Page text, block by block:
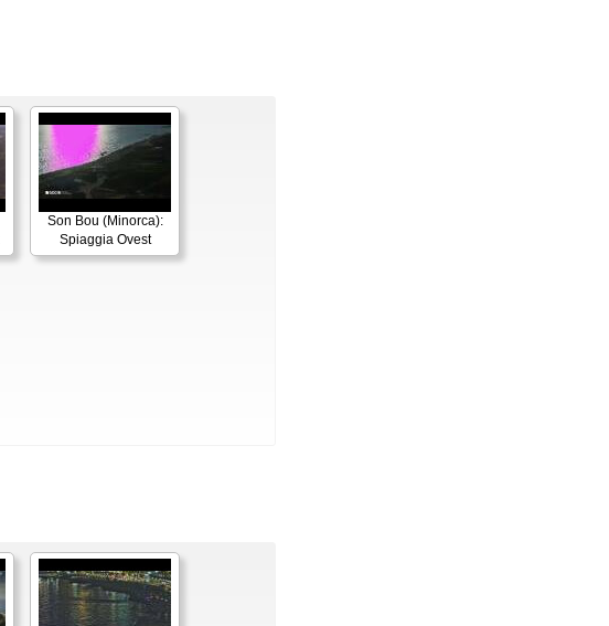
Son Bou (Minorca):
Spiaggia Ovest